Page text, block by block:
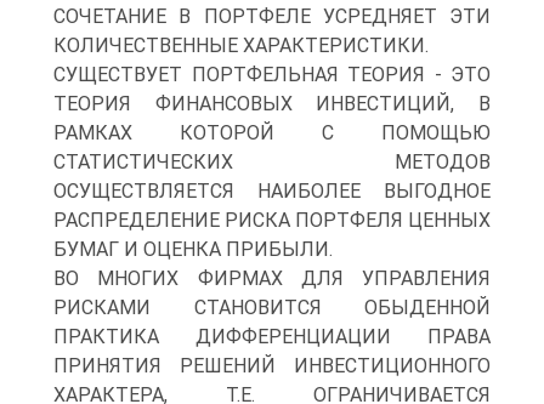
СОЧЕТАНИЕ В ПОРТФЕЛЕ УСРЕДНЯЕТ ЭТИ
КОЛИЧЕСТВЕННЫЕ ХАРАКТЕРИСТИКИ.
СУЩЕСТВУЕТ ПОРТФЕЛЬНАЯ ТЕОРИЯ - ЭТО
ТЕОРИЯ ФИНАНСОВЫХ ИНВЕСТИЦИЙ, В
РАМКАХ КОТОРОЙ С ПОМОЩЬЮ
СТАТИСТИЧЕСКИХ МЕТОДОВ
ОСУЩЕСТВЛЯЕТСЯ НАИБОЛЕЕ ВЫГОДНОЕ
РАСПРЕДЕЛЕНИЕ РИСКА ПОРТФЕЛЯ ЦЕННЫХ
БУМАГ И ОЦЕНКА ПРИБЫЛИ.
ВО МНОГИХ ФИРМАХ ДЛЯ УПРАВЛЕНИЯ
РИСКАМИ СТАНОВИТСЯ ОБЫДЕННОЙ
ПРАКТИКА ДИФФЕРЕНЦИАЦИИ ПРАВА
ПРИНЯТИЯ РЕШЕНИЙ ИНВЕСТИЦИОННОГО
ХАРАКТЕРА, Т.Е. ОГРАНИЧИВАЕТСЯ